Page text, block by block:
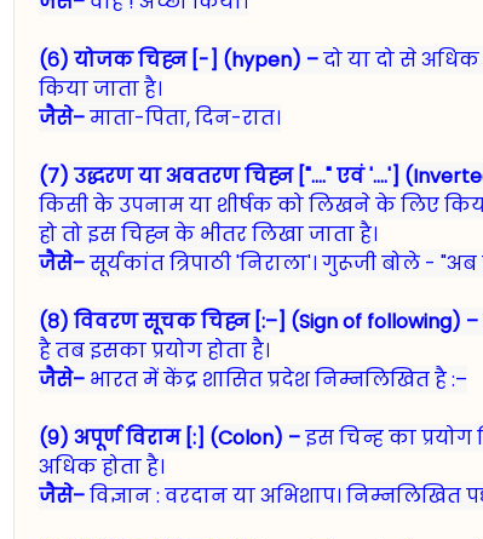
(६) योजक चिह्न [-] (hypen) –दो या दो से
किया जाता है।
जैसे–माता-पिता, दिन-रात।
(७) उद्धरण या अवतरण चिह्न ["...." एवं '....']
किसी के उपनाम या शीर्षक को लिखने के लिए
हो तो इस चिह्न के भीतर लिखा जाता है।
जैसे–सूर्यकांत त्रिपाठी 'निराला'। गुरूजी बोले -
(८) विवरण सूचक चिह्न [:–] (Sign of following) –
है तब इसका प्रयोग होता है।
जैसे– भारत में केंद्र शासित प्रदेश निम्नलिखित है :–
(९) अपूर्ण विराम [:] (Colon) –इस चिन्ह का प्रयोग
अधिक होता है।
जैसे–विज्ञान : वरदान या अभिशाप। निम्नलिखित